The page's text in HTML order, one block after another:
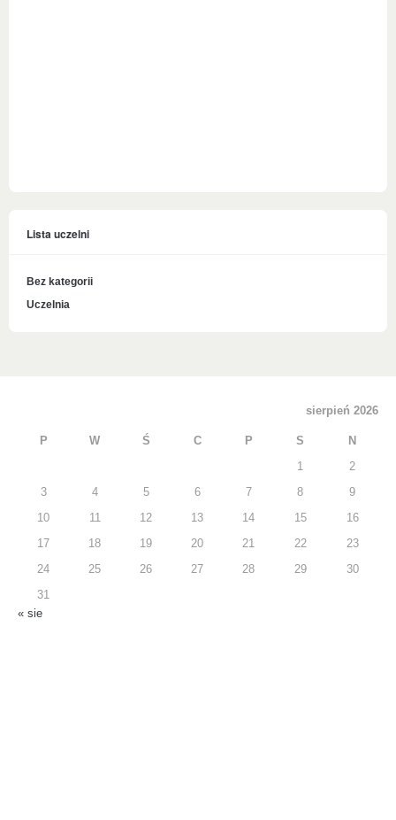
Lista uczelni
Bez kategorii
Uczelnia
sierpień 2026
P W Ś C P S N
1 2
3 4 5 6 7 8 9
10 11 12 13 14 15 16
17 18 19 20 21 22 23
24 25 26 27 28 29 30
31
« sie